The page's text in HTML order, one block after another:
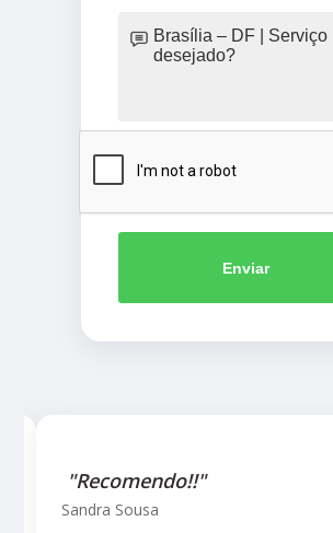
Enviar
"Recomendo!!"
Sandra Sousa